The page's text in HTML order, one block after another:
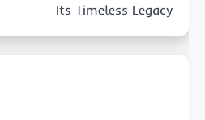
Its Timeless Legacy